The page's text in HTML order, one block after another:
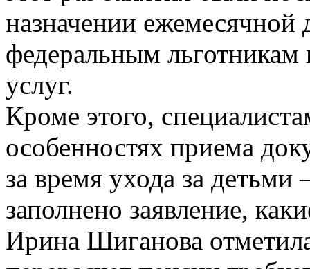
назначении
федеральным льготникам
услуг.
Кроме этого,
особенностях приема
за время ухода за
заполнено заявление,
Ирина Шиганова